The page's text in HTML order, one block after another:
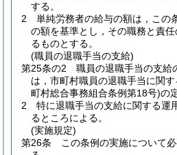
する。
2
単純労務者の給与の額は，この
の額を基準とし，その職務と責
るものとする。
(職員の退職手当の支給)
第25条の2
職員の退職手当の支給
は，市町村職員の退職手当に関す
町村総合事務組合条例第18号)の
2
特に退職手当の支給に関する運
るところによる。
(実施規定)
第26条
この条例の実施について